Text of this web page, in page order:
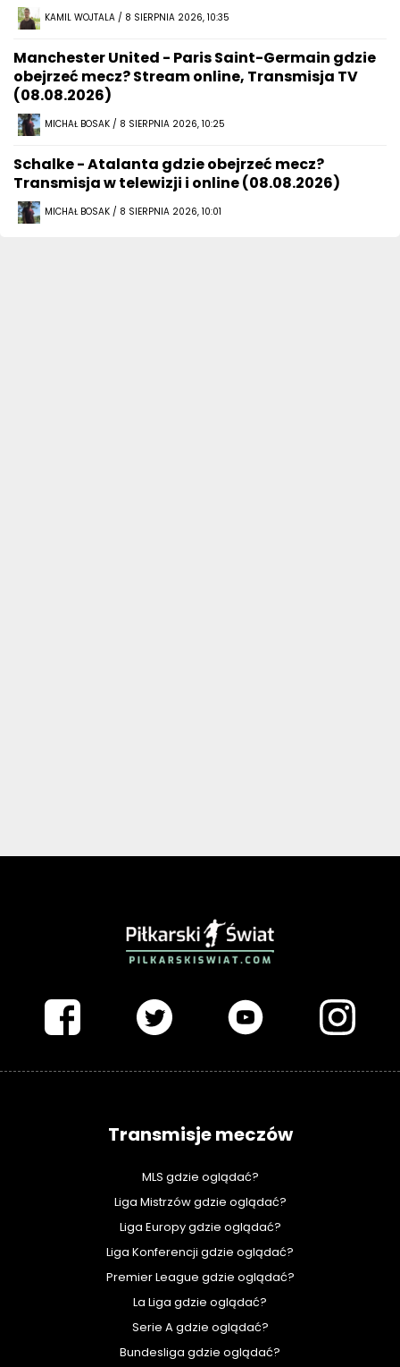
KAMIL WOJTALA / 8 SIERPNIA 2026, 10:35
Manchester United - Paris Saint-Germain gdzie
obejrzeć mecz? Stream online, Transmisja TV
(08.08.2026)
MICHAŁ BOSAK / 8 SIERPNIA 2026, 10:25
Schalke - Atalanta gdzie obejrzeć mecz?
Transmisja w telewizji i online (08.08.2026)
MICHAŁ BOSAK / 8 SIERPNIA 2026, 10:01
Transmisje meczów
MLS gdzie oglądać?
Liga Mistrzów gdzie oglądać?
Liga Europy gdzie oglądać?
Liga Konferencji gdzie oglądać?
Premier League gdzie oglądać?
La Liga gdzie oglądać?
Serie A gdzie oglądać?
Bundesliga gdzie oglądać?